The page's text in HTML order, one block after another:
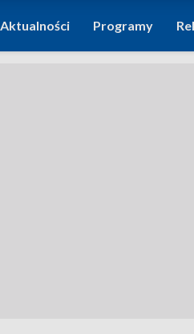
Aktualności Programy